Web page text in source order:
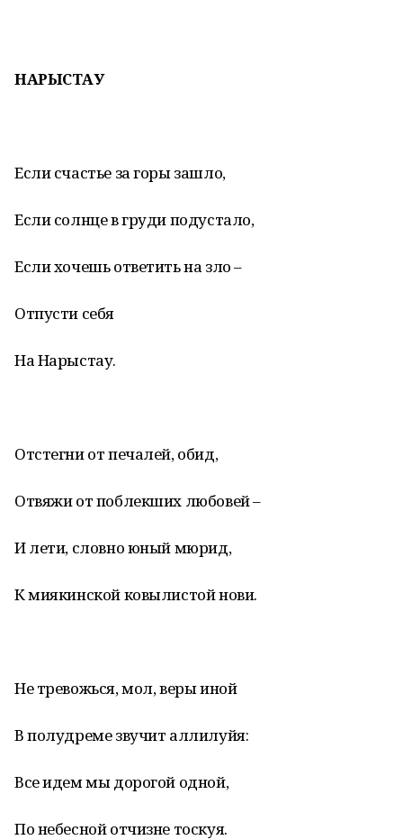
НАРЫСТАУ
Если счастье за горы зашло,
Если солнце в груди подустало,
Если хочешь ответить на зло –
Отпусти себя
На Нарыстау.
Отстегни от печалей, обид,
Отвяжи от поблекших любовей –
И лети, словно юный мюрид,
К миякинской ковылистой нови.
Не тревожься, мол, веры иной
В полудреме звучит аллилуйя:
Все идем мы дорогой одной,
По небесной отчизне тоскуя.